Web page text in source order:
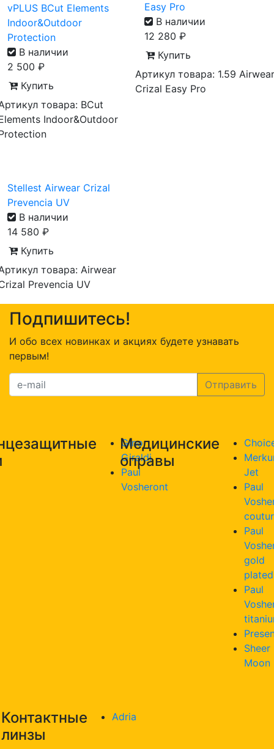
vPLUS BCut Elements
Indoor&Outdoor
Protection
В наличии
2 500 ₽
Купить
товара: BCut
Indoor&Outdoor
Easy Pro
В наличии
12 280 ₽
Купить
Артикул товара: 1.59 Airwear
Crizal Easy Pro
Stellest Airwear Crizal
Prevencia UV
В наличии
14 580 ₽
Купить
товара: Airwear
Prevencia UV
Подпишитесь!
И обо всех новинках и акциях будете узнавать
первым!
Gino
Giraldi
Paul
Vosheront
Медицинские
оправы
Jet
Paul
Paul
gold
plated
Paul
Sheer
Moon
Контактные
линзы
Adria